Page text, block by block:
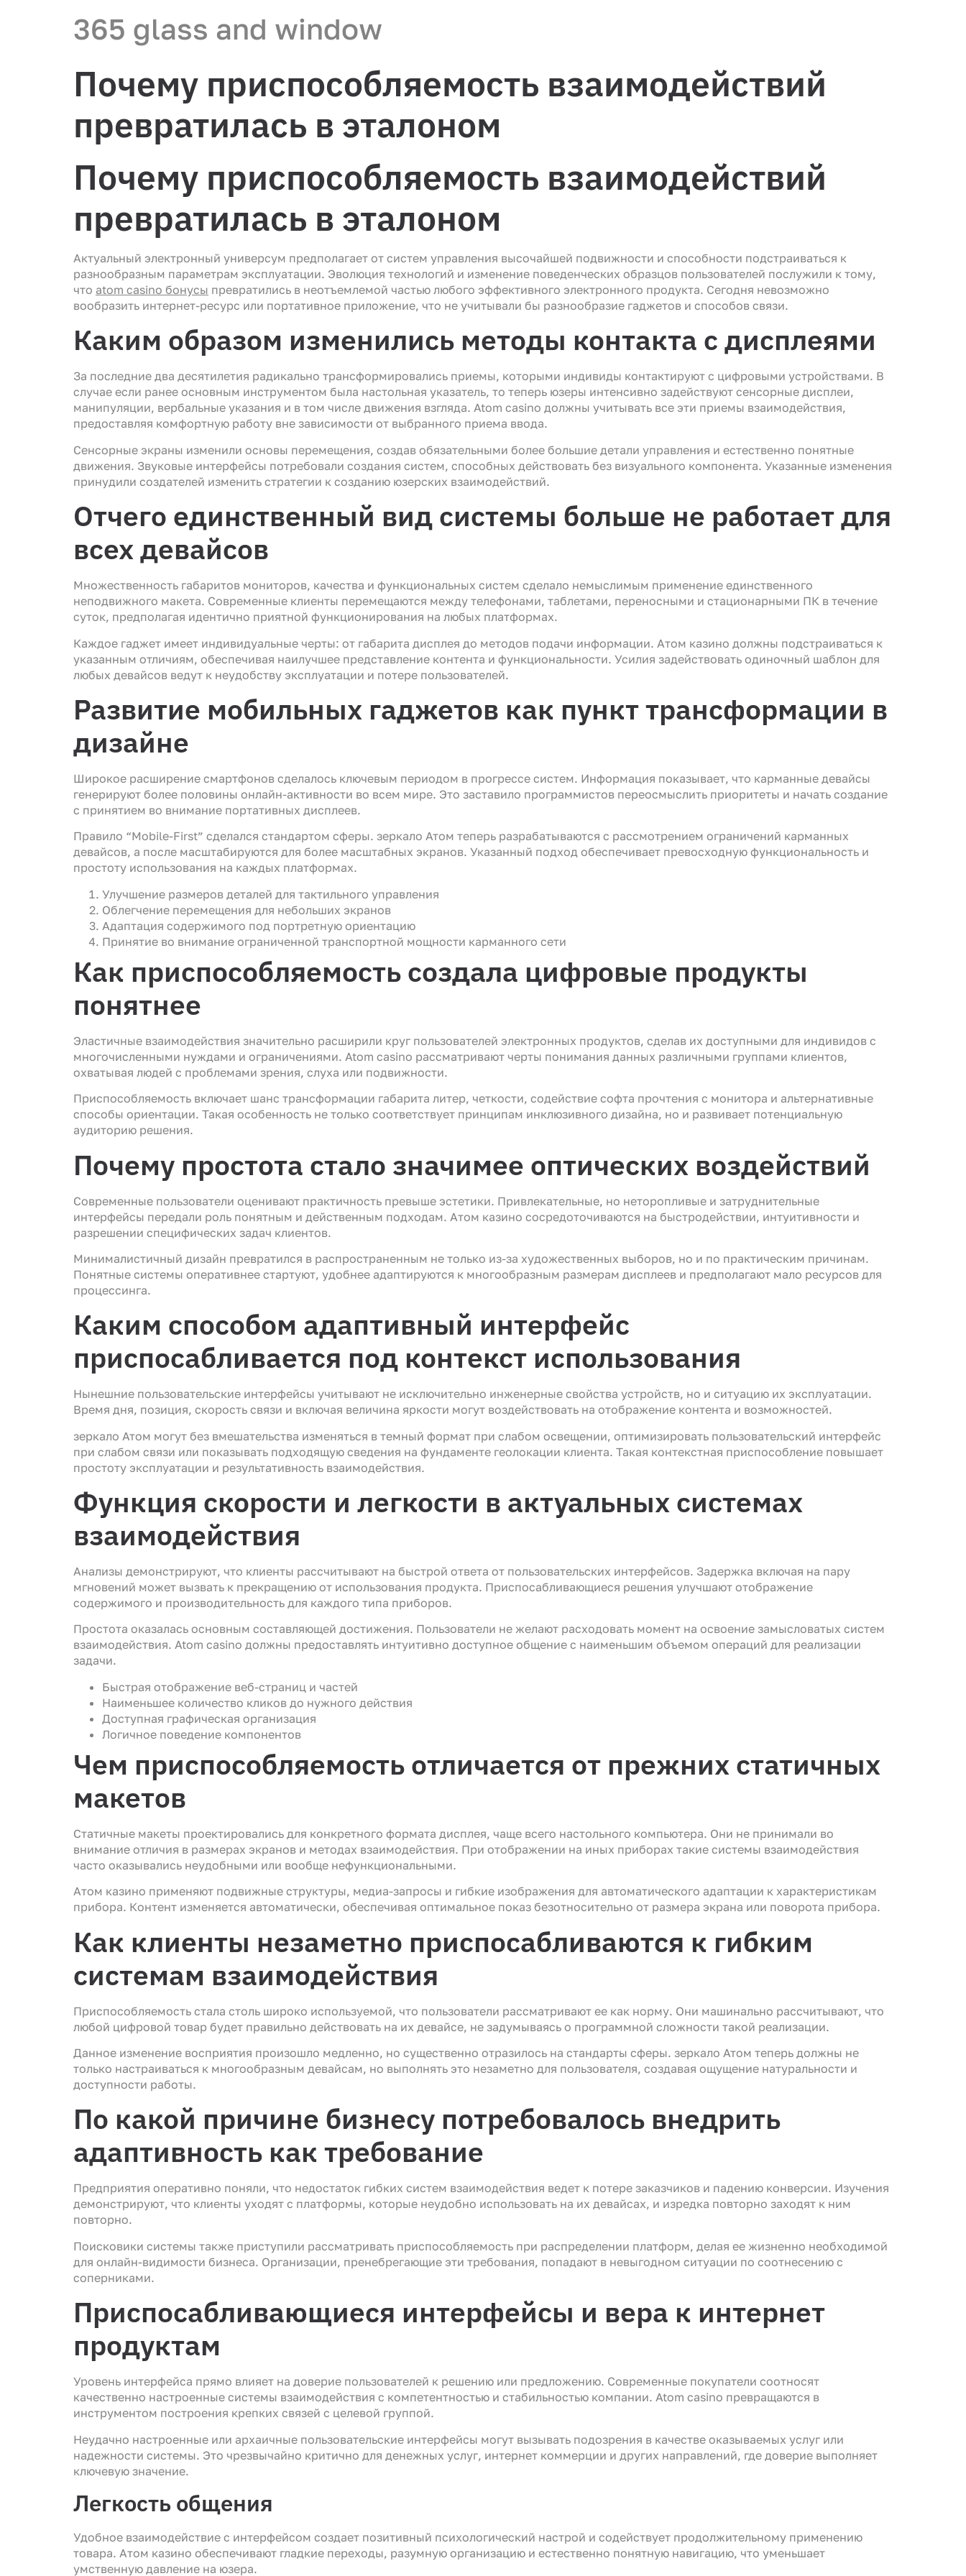
365 glass and window
Почему приспособляемость взаимодействий
превратилась в эталоном
Почему приспособляемость взаимодействий
превратилась в эталоном
Актуальный электронный универсум предполагает от систем управления высочайшей подвижности и способности подстраиваться к
разнообразным параметрам эксплуатации. Эволюция технологий и изменение поведенческих образцов пользователей послужили к тому,
что atom casino бонусы превратились в неотъемлемой частью любого эффективного электронного продукта. Сегодня невозможно
вообразить интернет-ресурс или портативное приложение, что не учитывали бы разнообразие гаджетов и способов связи.
Каким образом изменились методы контакта с дисплеями
За последние два десятилетия радикально трансформировались приемы, которыми индивиды контактируют с цифровыми устройствами. В
случае если ранее основным инструментом была настольная указатель, то теперь юзеры интенсивно задействуют сенсорные дисплеи,
манипуляции, вербальные указания и в том числе движения взгляда. Atom casino должны учитывать все эти приемы взаимодействия,
предоставляя комфортную работу вне зависимости от выбранного приема ввода.
Сенсорные экраны изменили основы перемещения, создав обязательными более большие детали управления и естественно понятные
движения. Звуковые интерфейсы потребовали создания систем, способных действовать без визуального компонента. Указанные изменения
принудили создателей изменить стратегии к созданию юзерских взаимодействий.
Отчего единственный вид системы больше не работает для
всех девайсов
Множественность габаритов мониторов, качества и функциональных систем сделало немыслимым применение единственного
неподвижного макета. Современные клиенты перемещаются между телефонами, таблетами, переносными и стационарными ПК в течение
суток, предполагая идентично приятной функционирования на любых платформах.
Каждое гаджет имеет индивидуальные черты: от габарита дисплея до методов подачи информации. Aтом казино должны подстраиваться к
указанным отличиям, обеспечивая наилучшее представление контента и функциональности. Усилия задействовать одиночный шаблон для
любых девайсов ведут к неудобству эксплуатации и потере пользователей.
Развитие мобильных гаджетов как пункт трансформации в
дизайне
Широкое расширение смартфонов сделалось ключевым периодом в прогрессе систем. Информация показывает, что карманные девайсы
генерируют более половины онлайн-активности во всем мире. Это заставило программистов переосмыслить приоритеты и начать создание
с принятием во внимание портативных дисплеев.
Правило “Mobile-First” сделался стандартом сферы. зеркало Атом теперь разрабатываются с рассмотрением ограничений карманных
девайсов, а после масштабируются для более масштабных экранов. Указанный подход обеспечивает превосходную функциональность и
простоту использования на каждых платформах.
Улучшение размеров деталей для тактильного управления
Облегчение перемещения для небольших экранов
Адаптация содержимого под портретную ориентацию
Принятие во внимание ограниченной транспортной мощности карманного сети
Как приспособляемость создала цифровые продукты
понятнее
Эластичные взаимодействия значительно расширили круг пользователей электронных продуктов, сделав их доступными для индивидов с
многочисленными нуждами и ограничениями. Atom casino рассматривают черты понимания данных различными группами клиентов,
охватывая людей с проблемами зрения, слуха или подвижности.
Приспособляемость включает шанс трансформации габарита литер, четкости, содействие софта прочтения с монитора и альтернативные
способы ориентации. Такая особенность не только соответствует принципам инклюзивного дизайна, но и развивает потенциальную
аудиторию решения.
Почему простота стало значимее оптических воздействий
Современные пользователи оценивают практичность превыше эстетики. Привлекательные, но неторопливые и затруднительные
интерфейсы передали роль понятным и действенным подходам. Aтом казино сосредоточиваются на быстродействии, интуитивности и
разрешении специфических задач клиентов.
Минималистичный дизайн превратился в распространенным не только из-за художественных выборов, но и по практическим причинам.
Понятные системы оперативнее стартуют, удобнее адаптируются к многообразным размерам дисплеев и предполагают мало ресурсов для
процессинга.
Каким способом адаптивный интерфейс
приспосабливается под контекст использования
Нынешние пользовательские интерфейсы учитывают не исключительно инженерные свойства устройств, но и ситуацию их эксплуатации.
Время дня, позиция, скорость связи и включая величина яркости могут воздействовать на отображение контента и возможностей.
зеркало Атом могут без вмешательства изменяться в темный формат при слабом освещении, оптимизировать пользовательский интерфейс
при слабом связи или показывать подходящую сведения на фундаменте геолокации клиента. Такая контекстная приспособление повышает
простоту эксплуатации и результативность взаимодействия.
Функция скорости и легкости в актуальных системах
взаимодействия
Анализы демонстрируют, что клиенты рассчитывают на быстрой ответа от пользовательских интерфейсов. Задержка включая на пару
мгновений может вызвать к прекращению от использования продукта. Приспосабливающиеся решения улучшают отображение
содержимого и производительность для каждого типа приборов.
Простота оказалась основным составляющей достижения. Пользователи не желают расходовать момент на освоение замысловатых систем
взаимодействия. Atom casino должны предоставлять интуитивно доступное общение с наименьшим объемом операций для реализации
задачи.
Быстрая отображение веб-страниц и частей
Наименьшее количество кликов до нужного действия
Доступная графическая организация
Логичное поведение компонентов
Чем приспособляемость отличается от прежних статичных
макетов
Статичные макеты проектировались для конкретного формата дисплея, чаще всего настольного компьютера. Они не принимали во
внимание отличия в размерах экранов и методах взаимодействия. При отображении на иных приборах такие системы взаимодействия
часто оказывались неудобными или вообще нефункциональными.
Aтом казино применяют подвижные структуры, медиа-запросы и гибкие изображения для автоматического адаптации к характеристикам
прибора. Контент изменяется автоматически, обеспечивая оптимальное показ безотносительно от размера экрана или поворота прибора.
Как клиенты незаметно приспосабливаются к гибким
системам взаимодействия
Приспособляемость стала столь широко используемой, что пользователи рассматривают ее как норму. Они машинально рассчитывают, что
любой цифровой товар будет правильно действовать на их девайсе, не задумываясь о программной сложности такой реализации.
Данное изменение восприятия произошло медленно, но существенно отразилось на стандарты сферы. зеркало Атом теперь должны не
только настраиваться к многообразным девайсам, но выполнять это незаметно для пользователя, создавая ощущение натуральности и
доступности работы.
По какой причине бизнесу потребовалось внедрить
адаптивность как требование
Предприятия оперативно поняли, что недостаток гибких систем взаимодействия ведет к потере заказчиков и падению конверсии. Изучения
демонстрируют, что клиенты уходят с платформы, которые неудобно использовать на их девайсах, и изредка повторно заходят к ним
повторно.
Поисковики системы также приступили рассматривать приспособляемость при распределении платформ, делая ее жизненно необходимой
для онлайн-видимости бизнеса. Организации, пренебрегающие эти требования, попадают в невыгодном ситуации по соотнесению с
соперниками.
Приспосабливающиеся интерфейсы и вера к интернет
продуктам
Уровень интерфейса прямо влияет на доверие пользователей к решению или предложению. Современные покупатели соотносят
качественно настроенные системы взаимодействия с компетентностью и стабильностью компании. Atom casino превращаются в
инструментом построения крепких связей с целевой группой.
Неудачно настроенные или архаичные пользовательские интерфейсы могут вызывать подозрения в качестве оказываемых услуг или
надежности системы. Это чрезвычайно критично для денежных услуг, интернет коммерции и других направлений, где доверие выполняет
ключевую значение.
Легкость общения
Удобное взаимодействие с интерфейсом создает позитивный психологический настрой и содействует продолжительному применению
товара. Aтом казино обеспечивают гладкие переходы, разумную организацию и естественно понятную навигацию, что уменьшает
умственную давление на юзера.